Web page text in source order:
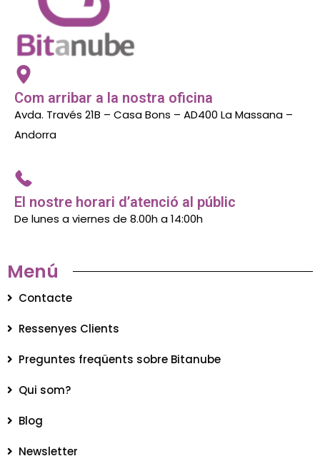
Com arribar a la nostra oficina
Avda. Través 21B – Casa Bons – AD400 La Massana –
Andorra
El nostre horari d’atenció al públic
De lunes a viernes de 8.00h a 14:00h
Menú
Contacte
Ressenyes Clients
Preguntes freqüents sobre Bitanube
Qui som?
Blog
Newsletter